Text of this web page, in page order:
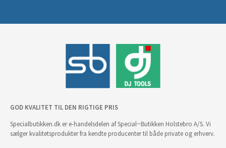
GOD KVALITET TIL DEN RIGTIGE PRIS
Specialbutikken.dk er e-handelsdelen af Special~Butikken Holstebro A/S. Vi
sælger kvalitetsprodukter fra kendte producenter til både private og erhverv.